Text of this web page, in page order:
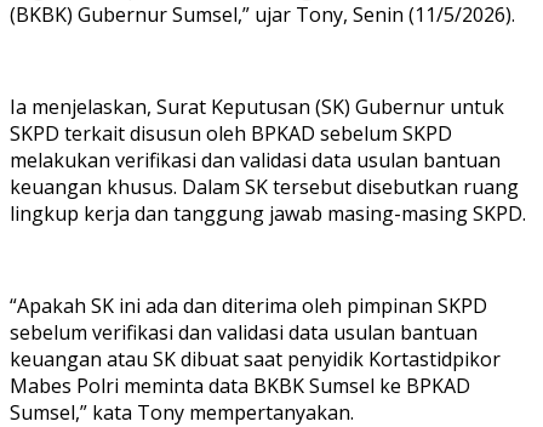
(BKBK) Gubernur Sumsel,” ujar Tony, Senin (11/5/2026).
Ia menjelaskan, Surat Keputusan (SK) Gubernur untuk
SKPD terkait disusun oleh BPKAD sebelum SKPD
melakukan verifikasi dan validasi data usulan bantuan
keuangan khusus. Dalam SK tersebut disebutkan ruang
lingkup kerja dan tanggung jawab masing-masing SKPD.
“Apakah SK ini ada dan diterima oleh pimpinan SKPD
sebelum verifikasi dan validasi data usulan bantuan
keuangan atau SK dibuat saat penyidik Kortastidpikor
Mabes Polri meminta data BKBK Sumsel ke BPKAD
Sumsel,” kata Tony mempertanyakan.